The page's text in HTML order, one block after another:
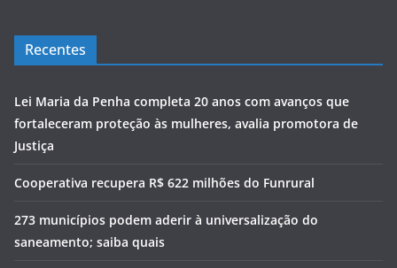
Recentes
Lei Maria da Penha completa 20 anos com avanços que
fortaleceram proteção às mulheres, avalia promotora de
Justiça
Cooperativa recupera R$ 622 milhões do Funrural
273 municípios podem aderir à universalização do
saneamento; saiba quais